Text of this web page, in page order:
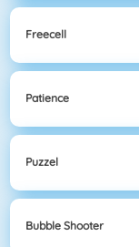
Freecell
Patience
Puzzel
Bubble Shooter